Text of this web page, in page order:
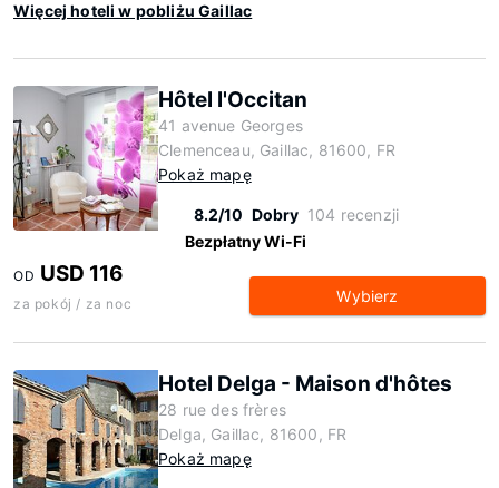
Więcej hoteli w pobliżu Gaillac
Hôtel l'Occitan
41 avenue Georges
Clemenceau, Gaillac, 81600, FR
Pokaż mapę
8.2/10 Dobry 104 recenzji
Bezpłatny Wi-Fi
OD USD 116
za pokój / za noc Wybierz
Hotel Delga - Maison d'hôtes
28 rue des frères
Delga, Gaillac, 81600, FR
Pokaż mapę